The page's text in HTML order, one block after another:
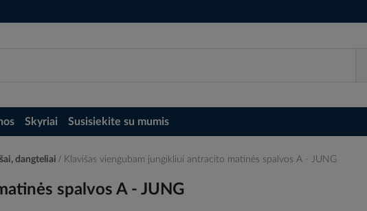
Skyriai Susisiekite su mumis
dangteliai Klavišas viengubam jungikliui antracito matinės spalvos A - JUNG
spalvos A - JUNG